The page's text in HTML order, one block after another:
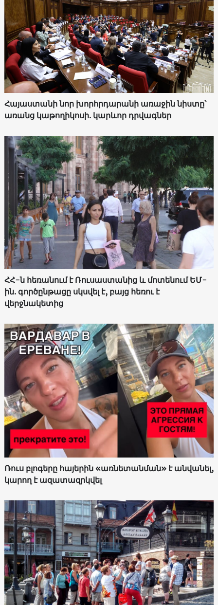
Հայաստանի նոր խորհրդարանի առաջին նիստը՝
առանց կաթողիկոսի. կարևոր դրվագներ
ՀՀ-ն հեռանում է Ռուսաստանից և մոտենում ԵՄ-
ին. գործընթացը սկսվել է, բայց հեռու է
վերջնակետից
Ռուս բլոգերը հայերին «առնետանման» է անվանել,
կարող է ազատազրկվել